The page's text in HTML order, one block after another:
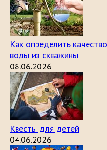
Как определить качество
воды из скважины
08.06.2026
Квесты для детей
04.06.2026